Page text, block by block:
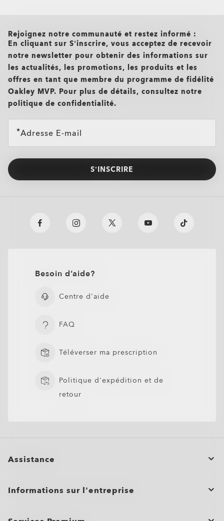
Rejoignez notre communauté et restez informé :
En cliquant sur S’inscrire, vous acceptez de recevoir
notre newsletter pour obtenir des informations sur
les actualités, les promotions, les produits et les
offres en tant que membre du programme de fidélité
Oakley MVP. Pour plus de détails, consultez notre
politique de confidentialité.
Adresse E-mail
S’INSCRIRE
Besoin d’aide?
Centre d'aide
FAQ
Téléverser ma prescription
Politique d'expédition et de
retour
Assistance
Statut de la commande
Entretien du produit
Informations sur l'entreprise
Programme d’affiliation